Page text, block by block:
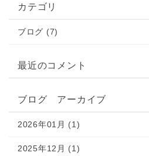
カテゴリ
ブログ (7)
最近のコメント
ブログ アーカイブ
2026年01月 (1)
2025年12月 (1)